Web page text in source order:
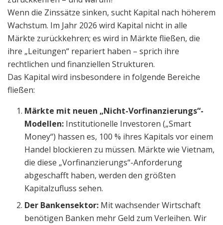
Wenn die Zinssätze sinken, sucht Kapital nach höherem
Wachstum. Im Jahr 2026 wird Kapital nicht in alle
Märkte zurückkehren; es wird in Märkte fließen, die
ihre „Leitungen“ repariert haben – sprich ihre
rechtlichen und finanziellen Strukturen.
Das Kapital wird insbesondere in folgende Bereiche
fließen:
Märkte mit neuen „Nicht-Vorfinanzierungs“-
Modellen: Institutionelle Investoren („Smart
Money“) hassen es, 100 % ihres Kapitals vor einem
Handel blockieren zu müssen. Märkte wie Vietnam,
die diese „Vorfinanzierungs“-Anforderung
abgeschafft haben, werden den größten
Kapitalzufluss sehen.
Der Bankensektor: Mit wachsender Wirtschaft
benötigen Banken mehr Geld zum Verleihen. Wir